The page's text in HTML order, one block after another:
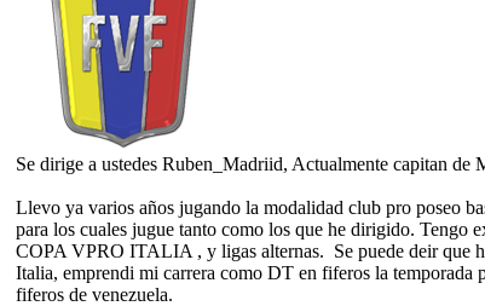
Se dirige a ustedes Ruben_Madriid, Actualmente capitan de
Llevo ya varios años jugando la modalidad club pro poseo
para los cuales jugue tanto como los que he dirigido.
COPA VPRO ITALIA , y ligas alternas. Se puede deir que
Italia, emprendi mi carrera como DT en fiferos la temporada
fiferos de venezuela.